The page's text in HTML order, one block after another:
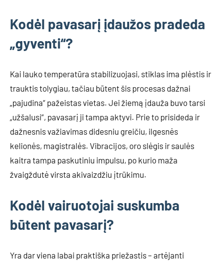
Kodėl pavasarį įdaužos pradeda
„gyventi“?
Kai lauko temperatūra stabilizuojasi, stiklas ima plėstis ir
trauktis tolygiau, tačiau būtent šis procesas dažnai
„pajudina“ pažeistas vietas. Jei žiemą įdauža buvo tarsi
„užšalusi“, pavasarį ji tampa aktyvi. Prie to prisideda ir
dažnesnis važiavimas didesniu greičiu, ilgesnės
kelionės, magistralės. Vibracijos, oro slėgis ir saulės
kaitra tampa paskutiniu impulsu, po kurio maža
žvaigždutė virsta akivaizdžiu įtrūkimu.
Kodėl vairuotojai suskumba
būtent pavasarį?
Yra dar viena labai praktiška priežastis – artėjanti